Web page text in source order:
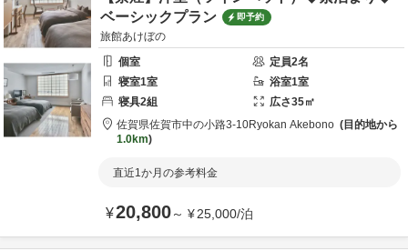
ベーシックプラン
即予約
旅館あけぼの
個室
定員2名
寝室1室 浴室1室
寝具2組 広さ35㎡
佐賀県佐賀市中の小路3-10Ryokan Akebono
目的地から
1.0km
直近1か月の参考料金
¥20,800～ ¥25,000/泊